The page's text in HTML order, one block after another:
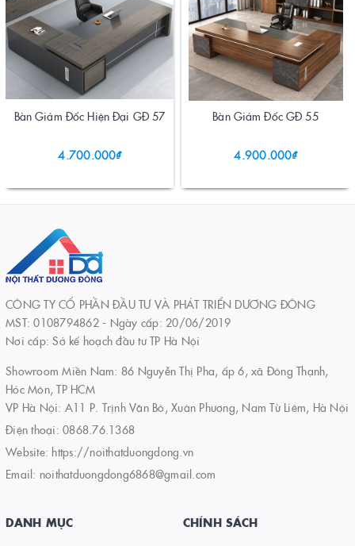
Bàn Giám Đốc Hiện Đại GĐ 57
4.700.000₫
Bàn Giám Đốc GĐ 55
4.900.000₫
CÔNG TY CỔ PHẦN ĐẦU TƯ VÀ PHÁT TRIỂN DƯƠNG ĐÔNG
MST: 0108794862 - Ngày cấp: 20/06/2019
Nơi cấp: Sở kế hoạch đầu tư TP Hà Nội
Showroom Miền Nam: 86 Nguyễn Thị Pha, ấp 6, xã Đông Thạnh,
Hóc Môn, TP HCM
VP Hà Nội: A11 P. Trịnh Văn Bô, Xuân Phương, Nam Từ Liêm, Hà Nội
Điện thoại: 0868.76.1368
Website: https://noithatduongdong.vn
Email: noithatduongdong6868@gmail.com
DANH MỤC CHÍNH SÁCH